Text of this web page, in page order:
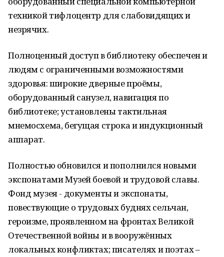
техникой тифлоцентр для слабовидящих и
незрячих.
Полноценный доступ в библиотеку обеспечен и
людям с ограниченными возможностями
здоровья: широкие дверные проёмы,
оборудованный санузел, навигация по
библиотеке; установлены тактильная
мнемосхема, бегущая строка и индукционный
аппарат.
Полностью обновился и пополнился новыми
экспонатами Музей боевой и трудовой славы.
Фонд музея - документы и экспонаты,
повествующие о трудовых буднях сельчан,
героизме, проявленном на фронтах Великой
Отечественной войны и в вооружённых
локальных конфликтах; писателях и поэтах –